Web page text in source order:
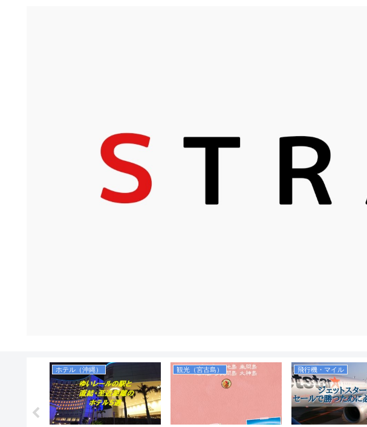
ホテル（沖縄） 観光（宮古島） 飛行機・マイル